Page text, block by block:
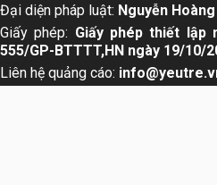
Đại diện pháp luật: Nguyễn
Giấy phép: Giấy phép thiết lập
555/GP-BTTTT,HN ngày 19/10/
Liên hệ quảng cáo: